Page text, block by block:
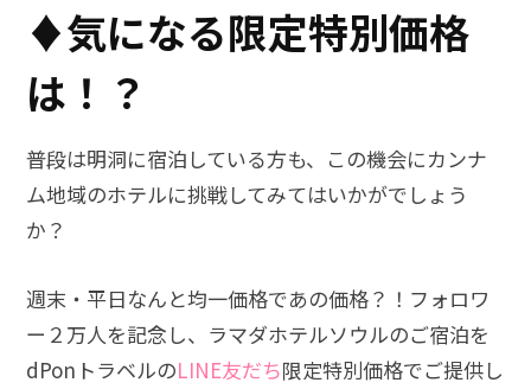
♦気になる限定特別価格
は！？
普段は明洞に宿泊している方も、この機会にカンナ
ム地域のホテルに挑戦してみてはいかがでしょう
か？
週末・平日なんと均一価格であの価格？！ フォロワ
ー２万人を記念し、ラマダホテルソウルのご宿泊を
dPonトラベルのLINE友だち限定特別価格でご提供し